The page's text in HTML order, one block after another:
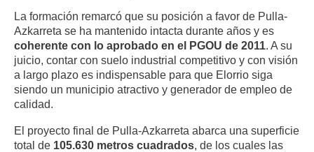
La formación remarcó que su posición a favor de Pulla-
Azkarreta se ha mantenido intacta durante años y es
coherente con lo aprobado en el PGOU de 2011. A su
juicio, contar con suelo industrial competitivo y con visión
a largo plazo es indispensable para que Elorrio siga
siendo un municipio atractivo y generador de empleo de
calidad.
El proyecto final de Pulla-Azkarreta abarca una superficie
total de 105.630 metros cuadrados, de los cuales las